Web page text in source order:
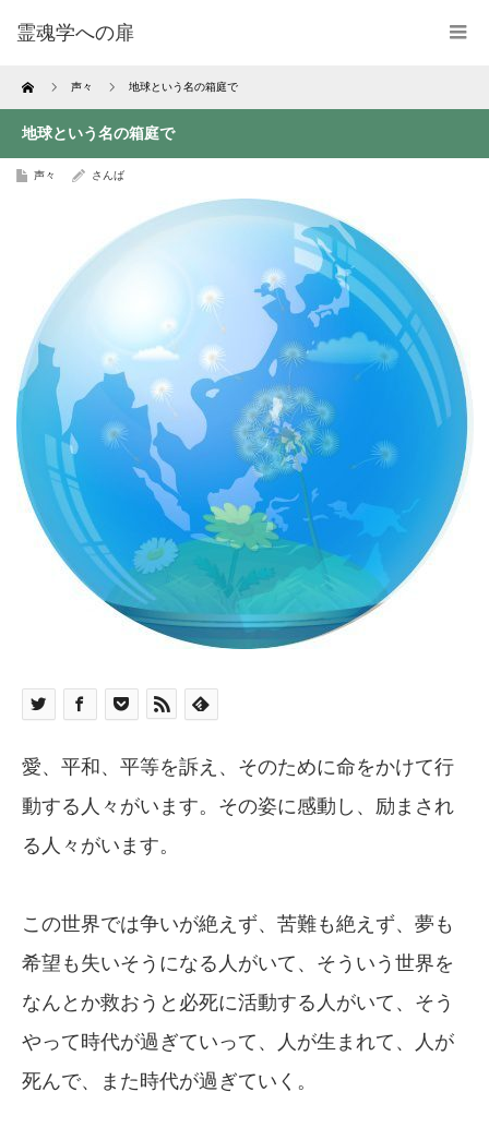
霊魂学への扉
Home 声々 地球という名の箱庭で
地球という名の箱庭で
声々 さんば
愛、平和、平等を訴え、そのために命をかけて行
動する人々がいます。その姿に感動し、励まされ
る人々がいます。
この世界では争いが絶えず、苦難も絶えず、夢も
希望も失いそうになる人がいて、そういう世界を
なんとか救おうと必死に活動する人がいて、そう
やって時代が過ぎていって、人が生まれて、人が
死んで、また時代が過ぎていく。